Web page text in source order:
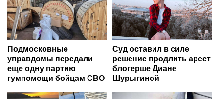
Подмосковные
управдомы передали
еще одну партию
гумпомощи бойцам СВО
Суд оставил в силе
решение продлить арест
блогерше Диане
Шурыгиной